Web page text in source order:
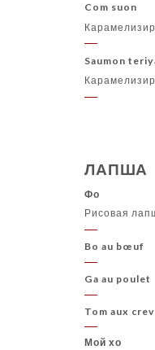
Com suon
Saumon
ЛАПША
Фо
Рисовая
Bo au bœuf
Ga au poulet
Tom aux
Мой хо